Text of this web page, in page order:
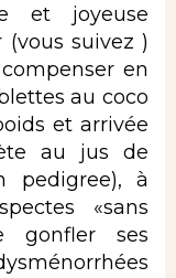
et joyeuse
(vous suivez )
en
au coco
et arrivée
au jus de
pedigree), à
«sans
gonfler ses